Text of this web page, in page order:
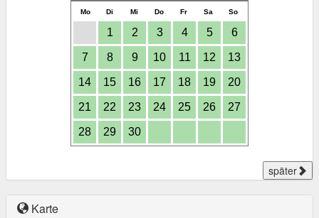
Mo Di Mi Do Fr Sa So
1 2 3 4 5 6
7 8 9 10 11 12 13
14 15 16 17 18 19 20
21 22 23 24 25 26 27
28 29 30
später
Karte